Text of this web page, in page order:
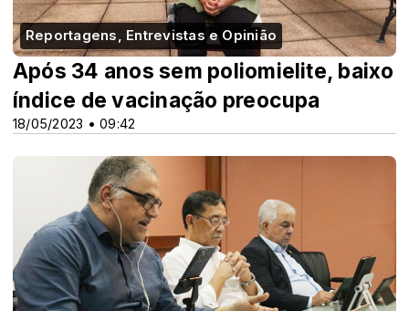
Reportagens, Entrevistas e Opinião
18/05/2023 • 09:42
Após 34 anos sem poliomielite, baixo
índice de vacinação preocupa